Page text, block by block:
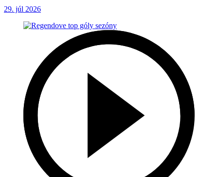
29. júl 2026